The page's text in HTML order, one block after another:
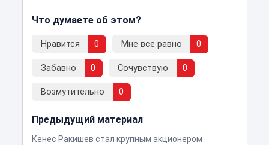
Что думаете об этом?
Нравится 0 Мне все равно 0
Забавно 0 Сочувствую 0
Возмутительно 0
Предыдущий материал
Кенес Ракишев стал крупным акционером